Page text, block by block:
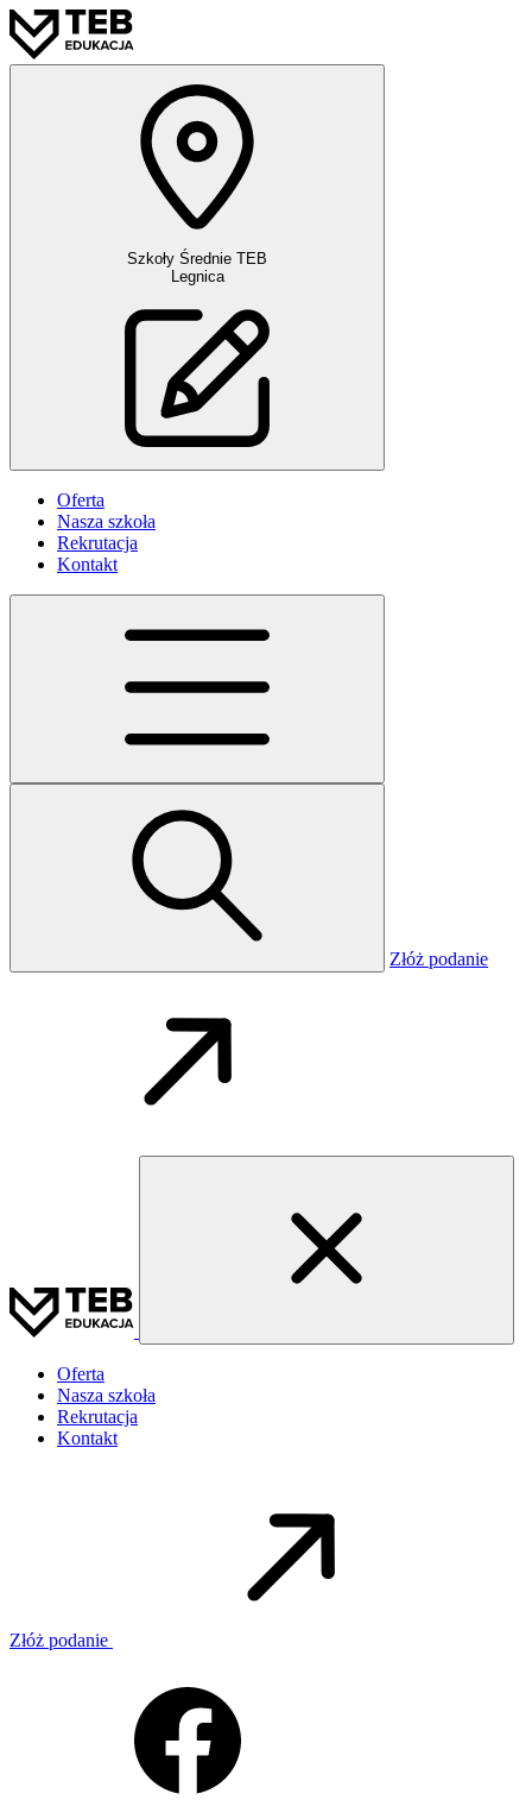
Szkoły Średnie TEB
Legnica
Oferta
Nasza szkoła
Rekrutacja
Kontakt
Złóż podanie
Oferta
Nasza szkoła
Rekrutacja
Kontakt
Złóż podanie